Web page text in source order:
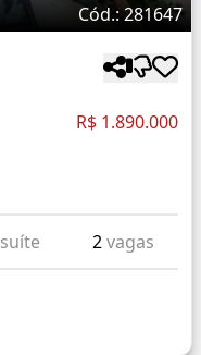
Cód.: 281647
R$ 1.890.000
suíte 2vagas